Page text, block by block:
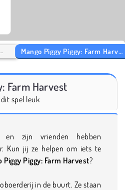
Farm Harvest
spel leuk
en zijn vrienden hebben
Kun jij ze helpen om iets te
Piggy Piggy: Farm Harvest?
in de buurt. Ze staan